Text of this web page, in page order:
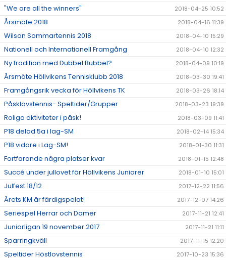
"We are all the winners" 2018-04-25 10:52
Årsmöte 2018 2018-04-16 11:39
Wilson Sommartennis 2018 2018-04-10 15:29
Nationell och Internationell Framgång 2018-04-10 12:32
Ny tradition med Dubbel Bubbel? 2018-04-09 10:19
Årsmöte Höllvikens Tennisklubb 2018 2018-03-30 19:41
Framgångsrik vecka för Höllvikens TK 2018-03-26 18:14
Påsklovstennis- Speltider/Grupper 2018-03-23 19:39
Roliga aktiviteter i påsk! 2018-03-09 11:41
P18 delad 5a i lag-SM 2018-02-14 15:34
P18 vidare i Lag-SM! 2018-01-30 11:31
Fortfarande några platser kvar 2018-01-15 12:48
Succé under jullovet för Höllvikens Juniorer 2018-01-10 15:01
Julfest 18/12 2017-12-22 11:56
Årets KM är färdigspelat! 2017-12-07 14:26
Seriespel Herrar och Damer 2017-11-21 12:41
Juniorligan 19 november 2017 2017-11-21 11:11
Sparringkväll 2017-11-15 12:20
Speltider Höstlovstennis 2017-10-23 15:36